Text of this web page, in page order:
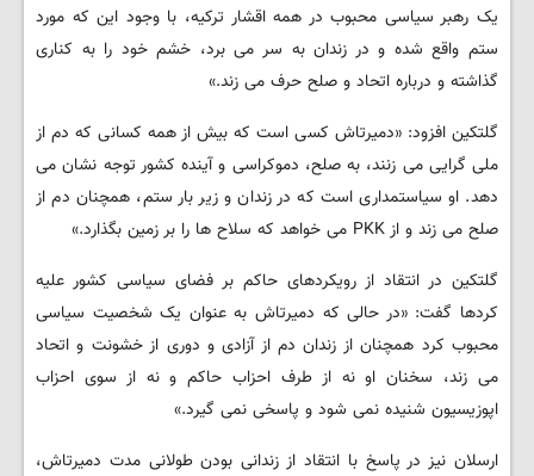
یک رهبر سیاسی محبوب در همه اقشار ترکیه، با وجود این که مورد
ستم واقع شده و در زندان به سر می برد، خشم خود را به کناری
گذاشته و درباره اتحاد و صلح حرف می زند.»
گلتکین افزود: «دمیرتاش کسی است که بیش از همه کسانی که دم از
ملی گرایی می زنند، به صلح، دموکراسی و آینده کشور توجه نشان می
دهد. او سیاستمداری است که در زندان و زیر بار ستم، همچنان دم از
صلح می زند و از PKK می خواهد که سلاح ها را بر زمین بگذارد.»
گلتکین در انتقاد از رویکردهای حاکم بر فضای سیاسی کشور علیه
کردها گفت: «در حالی که دمیرتاش به عنوان یک شخصیت سیاسی
محبوب کرد همچنان از زندان دم از آزادی و دوری از خشونت و اتحاد
می زند، سخنان او نه از طرف احزاب حاکم و نه از سوی احزاب
اپوزیسیون شنیده نمی شود و پاسخی نمی گیرد.»
ارسلان نیز در پاسخ با انتقاد از زندانی بودن طولانی مدت دمیرتاش،